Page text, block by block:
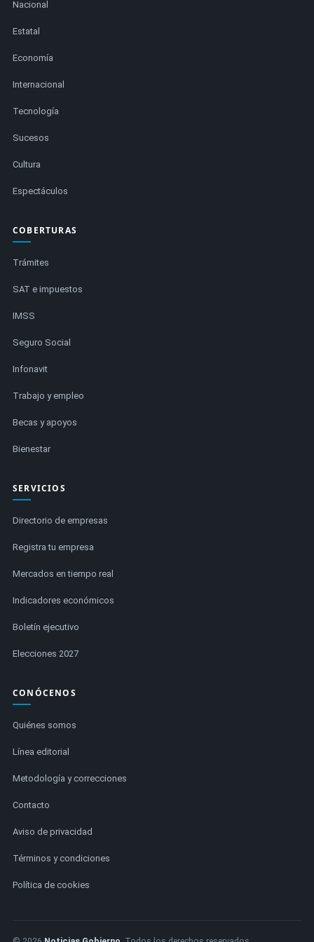
Nacional
Estatal
Economía
Internacional
Tecnología
Sucesos
Cultura
Espectáculos
COBERTURAS
Trámites
SAT e impuestos
IMSS
Seguro Social
Infonavit
Trabajo y empleo
Becas y apoyos
Bienestar
SERVICIOS
Directorio de empresas
Registra tu empresa
Mercados en tiempo real
Indicadores económicos
Boletín ejecutivo
Elecciones 2027
CONÓCENOS
Quiénes somos
Línea editorial
Metodología y correcciones
Contacto
Aviso de privacidad
Términos y condiciones
Política de cookies